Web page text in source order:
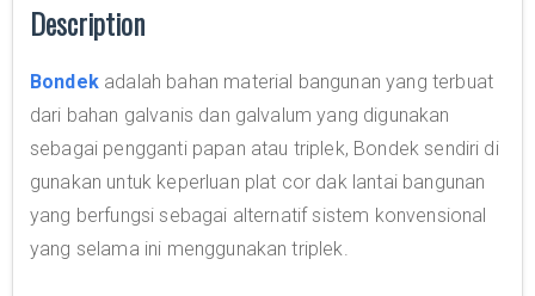
Description
Bondekadalah bahan material bangunan yang terbuat
dari bahan galvanis dan galvalum yang digunakan
sebagai pengganti papan atau triplek, Bondek sendiri di
gunakan untuk keperluan plat cor dak lantai bangunan
yang berfungsi sebagai alternatif sistem konvensional
yang selama ini menggunakan triplek.